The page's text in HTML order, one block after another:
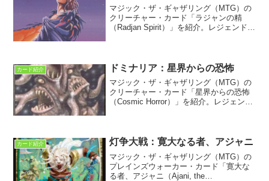
マジック・ザ・ギャザリング（MTG）の
クリーチャー・カード「ラジャンの精
（Radjan Spirit）」を紹介。レジェンドに
カード紹介 ドミナリア：星界からの恐怖
マジック・ザ・ギャザリング（MTG）の
クリーチャー・カード「星界からの恐怖
（Cosmic Horror）」を紹介。レジェンド
残る。
カード紹介 灯争大戦：寛大なる者、アジャニ
マジック・ザ・ギャザリング（MTG）の
プレインズウォーカー・カード「寛大な
る者、アジャニ（Ajani, the